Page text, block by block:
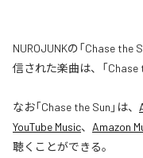
NUROJUNKの「Chase
信された楽曲は、「Chase
なお「Chase the Sun 」は、
YouTube Music、 Amazon
聴くことができる。